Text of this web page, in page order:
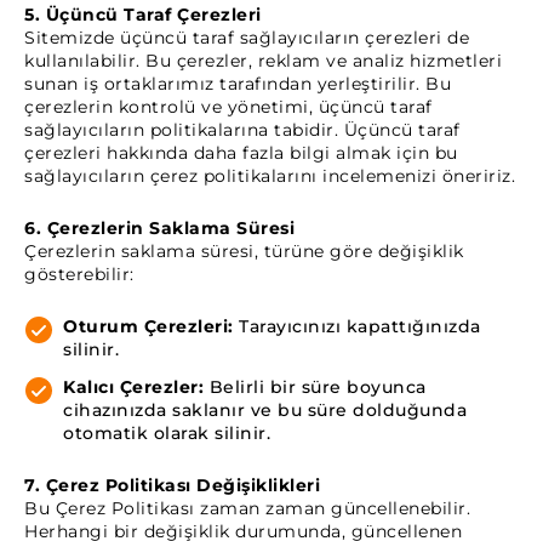
5. Üçüncü Taraf Çerezleri
Sitemizde üçüncü taraf sağlayıcıların çerezleri de
kullanılabilir. Bu çerezler, reklam ve analiz hizmetleri
sunan iş ortaklarımız tarafından yerleştirilir. Bu
çerezlerin kontrolü ve yönetimi, üçüncü taraf
sağlayıcıların politikalarına tabidir. Üçüncü taraf
çerezleri hakkında daha fazla bilgi almak için bu
sağlayıcıların çerez politikalarını incelemenizi öneririz.
6. Çerezlerin Saklama Süresi
Çerezlerin saklama süresi, türüne göre değişiklik
gösterebilir:
Oturum Çerezleri: Tarayıcınızı kapattığınızda
silinir.
Kalıcı Çerezler: Belirli bir süre boyunca
cihazınızda saklanır ve bu süre dolduğunda
otomatik olarak silinir.
7. Çerez Politikası Değişiklikleri
Bu Çerez Politikası zaman zaman güncellenebilir.
Herhangi bir değişiklik durumunda, güncellenen